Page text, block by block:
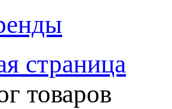
страница
товаров